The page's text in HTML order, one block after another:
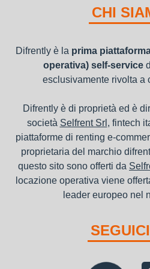
nel bilancio, poiché i canoni
canoni di noleggio sono
CHI
Difrently è la prima
operativa) self-service
esclusivamente rivolta a
Difrently è di proprietà ed è
società Selfrent Srl , fintech
piattaforme di renting e-
proprietaria del marchio
questo sito sono offerti da
locazione operativa viene
leader europeo nel